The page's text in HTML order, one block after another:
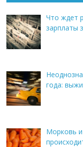
Что ждет
зарплаты
года:
Морковь